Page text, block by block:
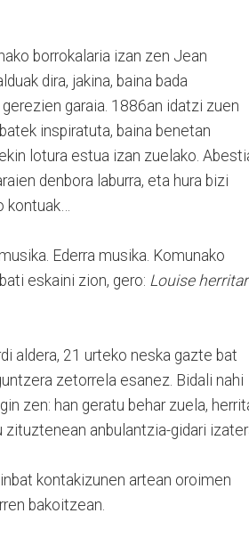
borrokalaria izan zen Jean
dira, jakina, baina bada
gerezien garaia. 1886an idatzi zuen
inspiratuta, baina benetan
lotura estua izan zuelako.
denbora laburra, eta hura bizi
kontuak…
Ederra musika. Komunako
eskaini zion, gero: Louise herritar
aldera, 21 urteko neska gazte bat
zetorrela esanez. Bidali nahi
zen: han geratu behar zuela,
zituztenean anbulantzia-gidari
kontakizunen artean oroimen
bakoitzean.